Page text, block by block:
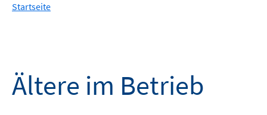
Startseite
Ältere im Betrieb